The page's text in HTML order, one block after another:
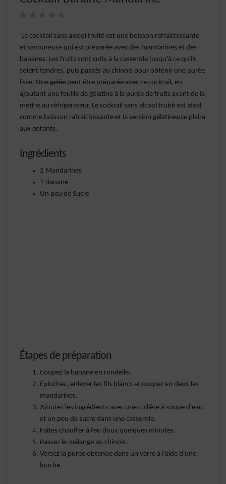
Le cocktail sans alcool fruité est une boisson rafraîchissante
et savoureuse qui est préparée avec des mandarines et des
bananes. Les fruits sont cuits à la casserole jusqu'à ce qu'ils
soient tendres, puis passés au chinois pour obtenir une purée
lisse. Une gelée peut être préparée avec ce cocktail, en
ajoutant une feuille de gélatine à la purée de fruits avant de la
mettre au réfrigérateur. Le cocktail sans alcool fruité est idéal
comme boisson rafraîchissante et la version gélatineuse plaira
aux enfants.
Ingrédients
2 Mandarines
1 Banane
Un peu de Sucre
Étapes de préparation
Coupez la banane en rondelle.
Épluchez, enlever les fils blancs et coupez en deux les
mandarines.
Ajoutez les ingrédients avec une cuillère à soupe d'eau
et un peu de sucre dans une casserole.
Faites chauffer à feu doux quelques minutes.
Passez le mélange au chinois.
Versez la purée obtenue dans un verre à l'aide d'une
louche.